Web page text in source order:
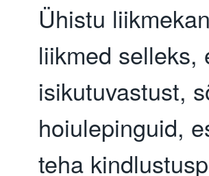
Ühistu
liikmed selleks,
isikutuvastust,
hoiulepinguid,
teha